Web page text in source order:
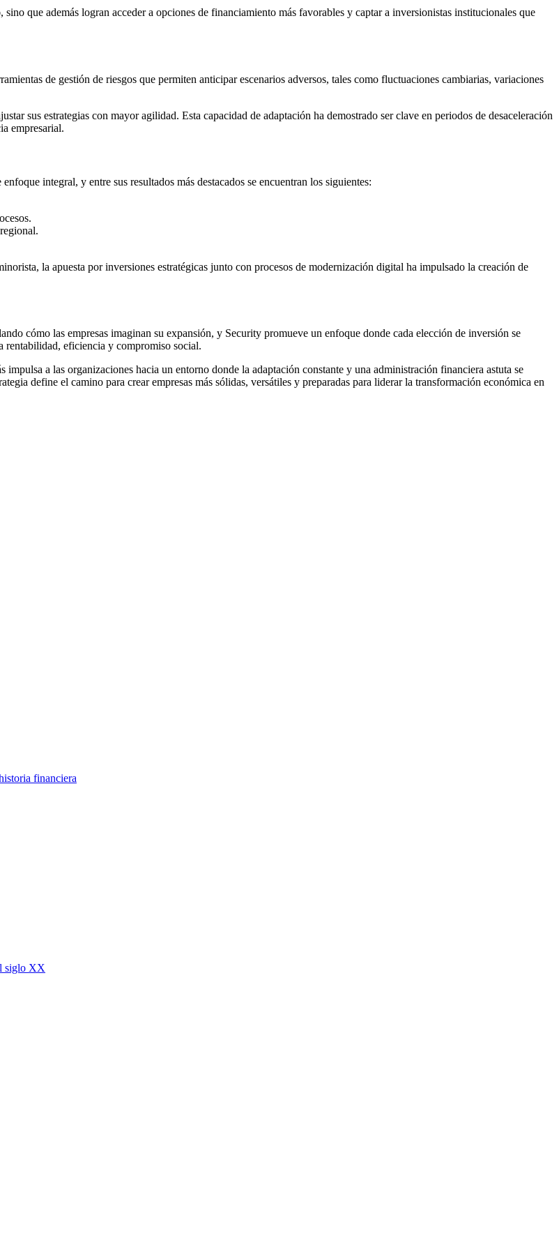
que además logran acceder a opciones de financiamiento más favorables y captar a inversionistas institucionales que
de gestión de riesgos que permiten anticipar escenarios adversos, tales como fluctuaciones cambiarias, variaciones
sus estrategias con mayor agilidad. Esta capacidad de adaptación ha demostrado ser clave en periodos de desaceleración
empresarial.
integral, y entre sus resultados más destacados se encuentran los siguientes:
la apuesta por inversiones estratégicas junto con procesos de modernización digital ha impulsado la creación de
cómo las empresas imaginan su expansión, y Security promueve un enfoque donde cada elección de inversión se
rentabilidad, eficiencia y compromiso social.
a las organizaciones hacia un entorno donde la adaptación constante y una administración financiera astuta se
define el camino para crear empresas más sólidas, versátiles y preparadas para liderar la transformación económica en
financiera
siglo XX